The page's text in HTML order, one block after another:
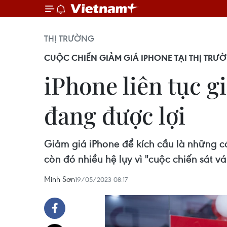
THỊ TRƯỜNG
CUỘC CHIẾN GIẢM GIÁ IPHONE TẠI THỊ
iPhone liên tục
đang được lợi
Giảm giá iPhone để kích cầu là những
còn đó nhiều hệ lụy vì "cuộc chiến sát
Minh Sơn19/05/2023 08:17